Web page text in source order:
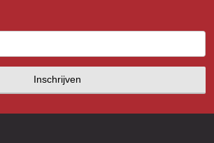
Inschrijven